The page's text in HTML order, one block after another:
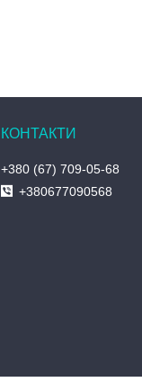
+380 (67) 709-05-68
+380677090568